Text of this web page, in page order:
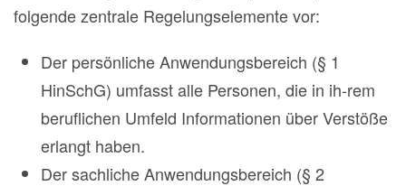
folgende zentrale Regelungselemente vor:
Der persönliche Anwendungsbereich (§ 1
HinSchG) umfasst alle Personen, die in ih-rem
beruflichen Umfeld Informationen über Verstöße
erlangt haben.
Der sachliche Anwendungsbereich (§ 2